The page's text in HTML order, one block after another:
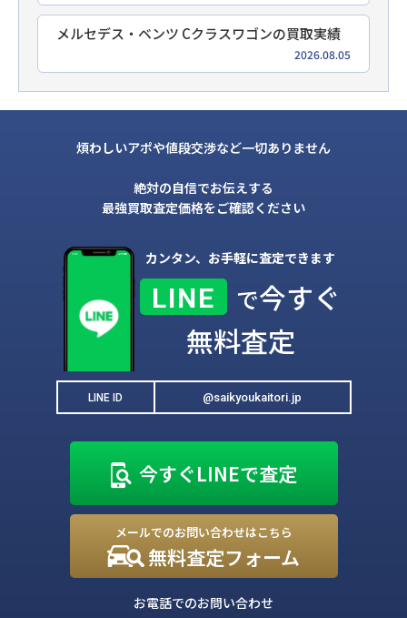
メルセデス・ベンツ Cクラスワゴンの買取実績
2026.08.05
煩わしいアポや値段交渉など一切ありません
絶対の自信でお伝えする
最強買取査定価格をご確認ください
カンタン、お手軽に査定できます
LINE で今すぐ
無料査定
LINE ID @saikyoukaitori.jp
今すぐLINEで査定
メールでのお問い合わせはこちら
無料査定フォーム
お電話でのお問い合わせ